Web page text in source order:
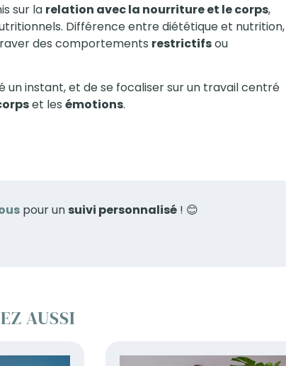
sur la relation avec la nourriture et le corps,
Différence entre diététique et nutrition,
des comportements restrictifsou
instant, et de se focaliser sur un travail centré
et les émotions.
pour un suivi personnalisé ! 😊
AUSSI